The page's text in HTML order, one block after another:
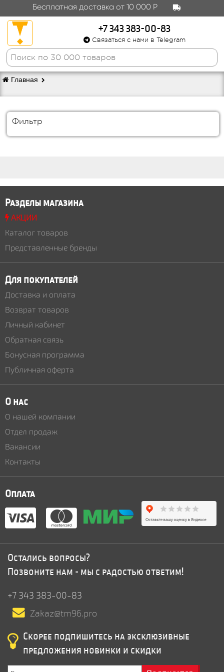
Бесплатная доставка от 10 000 Р
+7 343 383-00-83
Связаться с нами в Telegram
Главная
Фильтр
Разделы магазина
АКЦИИ
Каталог товаров
Представленные бренды
Для покупателей
Доставка и оплата
Возврат товаров
Личный кабинет
Обратная связь
Бонусная программа
Публичная оферта
О нас
О нашей компании
Отдел продаж
Вакансии
Контакты
Оплата
Остались вопросы?
Позвоните нам - мы с радостью ответим!
+7 343 383-00-83
Zakaz@tm96.pro
Скорее подпишитесь на эксклюзивные
предложения новинки и скидки